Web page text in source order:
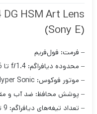
HSM Art Lens
(Sony E)
– فرمت: فول‌فریم
– محدوده دیافراگم: f/1.4 تا f/16
– موتور فوکوس: Hyper Sonic با قابلیت تنظیم دستی
– پوشش محافظ: ضد آب و
– تعداد تیغه‌های دیافراگم: 9 تیغه گرد